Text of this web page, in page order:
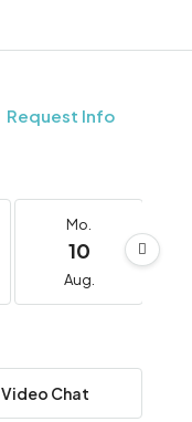
Request Info
Mo.
10
Aug.
Video Chat